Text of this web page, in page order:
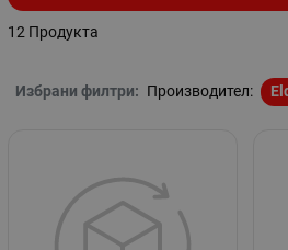
12 Продукта
Избрани филтри: Производител: